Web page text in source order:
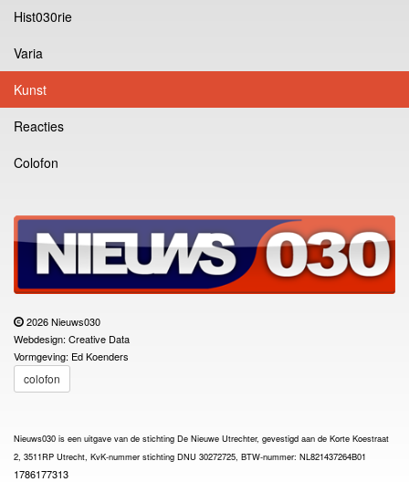
Hist030rie
Varia
Kunst
Reacties
Colofon
2026 Nieuws030
Webdesign: Creative Data
Vormgeving: Ed Koenders
colofon
Nieuws030 is een uitgave van de stichting De Nieuwe Utrechter, gevestigd aan de Korte Koestraat
2, 3511RP Utrecht, KvK-nummer stichting DNU 30272725, BTW-nummer: NL821437264B01
1786177313